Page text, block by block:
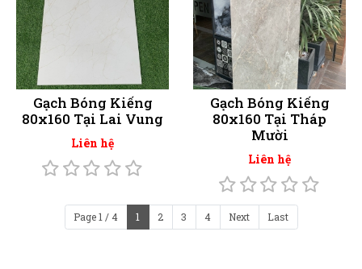
Gạch Bóng Kiếng
80x160 Tại Lai Vung
Liên hệ
Gạch Bóng Kiếng
80x160 Tại Tháp
Mười
Liên hệ
Page 1 / 4 1 2 3 4 Next Last